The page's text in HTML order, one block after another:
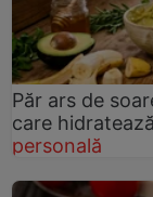
Păr ars de
care
personală